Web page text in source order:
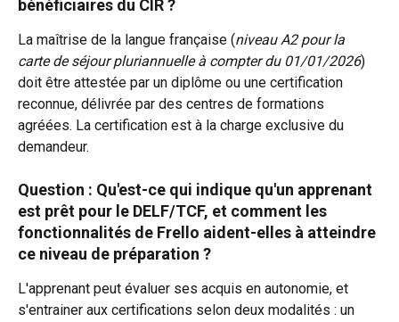
bénéficiaires du CIR ?
La maîtrise de la langue française (niveau A2 pour la
carte de séjour pluriannuelle à compter du 01/01/2026)
doit être attestée par un diplôme ou une certification
reconnue, délivrée par des centres de formations
agréées. La certification est à la charge exclusive du
demandeur.
Question : Qu'est-ce qui indique qu'un apprenant
est prêt pour le DELF/TCF, et comment les
fonctionnalités de Frello aident-elles à atteindre
ce niveau de préparation ?
L'apprenant peut évaluer ses acquis en autonomie, et
s'entrainer aux certifications selon deux modalités : un